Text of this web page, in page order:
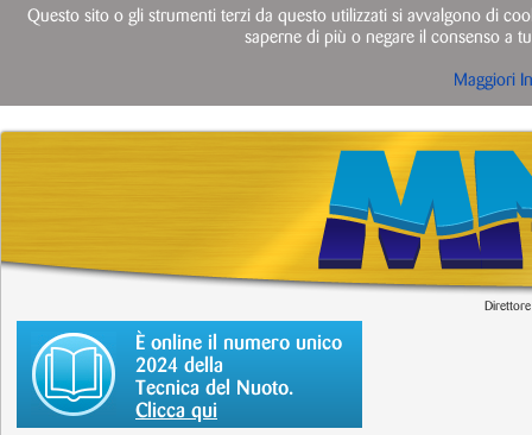
È online il numero unico
2024 della
Tecnica del Nuoto.
Clicca qui
Questo sito o gli strumenti terzi da questo utilizzati si avvalgono di
saperne di più o negare il consenso a
Maggiori